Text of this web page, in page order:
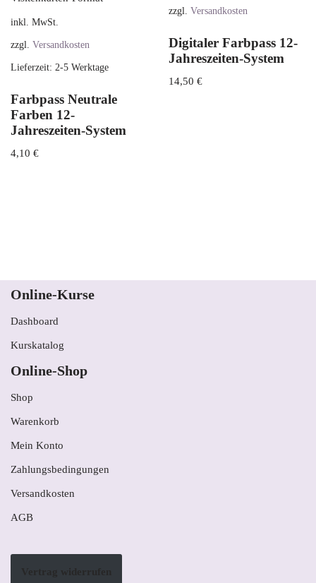
inkl. MwSt.
zzgl. Versandkosten
Lieferzeit: 2-5 Werktage
Farbpass Neutrale
Farben 12-
Jahreszeiten-System
4,10 €
zzgl. Versandkosten
Digitaler Farbpass 12-
Jahreszeiten-System
14,50 €
Online-Kurse
Dashboard
Kurskatalog
Online-Shop
Shop
Warenkorb
Mein Konto
Zahlungsbedingungen
Versandkosten
AGB